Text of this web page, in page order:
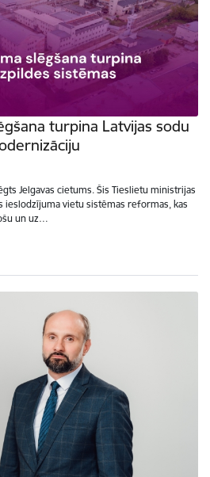
turpina Latvijas sodu
Jelgavas cietums. Šis Tieslietu ministrijas
ieslodzījuma vietu sistēmas reformas, kas
un uz…